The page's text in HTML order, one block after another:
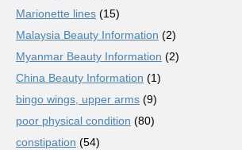
Marionette lines (15)
Malaysia Beauty Information (2)
Myanmar Beauty Information (2)
China Beauty Information (1)
bingo wings, upper arms (9)
poor physical condition (80)
constipation (54)